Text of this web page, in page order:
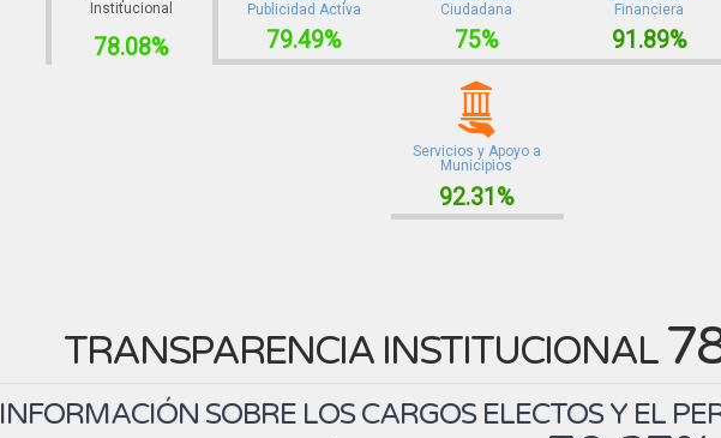
Institucional
78.08%
Publicidad Activa
79.49%
Ciudadana
75%
Financiera
91.89%
Servicios y Apoyo a
Municipios
92.31%
TRANSPARENCIA INSTITUCIONAL
INFORMACIÓN SOBRE LOS CARGOS ELECTOS Y EL